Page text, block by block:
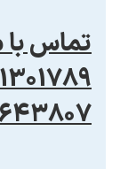
تماس با